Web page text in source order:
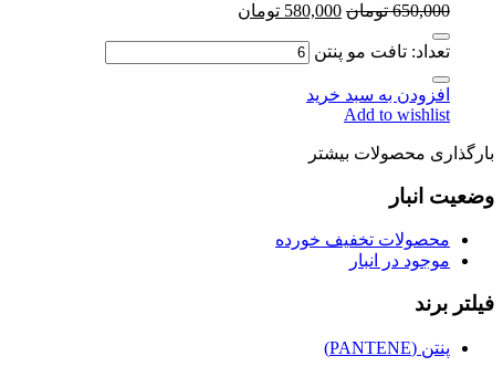
650,000 تومان 580,000 تومان
تعداد: تافت مو پنتن
افزودن به سبد خرید
Add to wishlist
بارگذاری محصولات بیشتر
وضعیت انبار
محصولات تخفیف خورده
موجود در انبار
فیلتر برند
پنتن (PANTENE)